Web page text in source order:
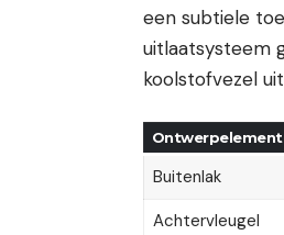
een subtiele
uitlaatsysteem
koolstofvezel
Buitenlak
Achtervleugel